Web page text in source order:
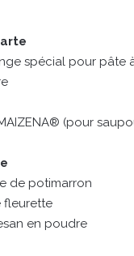
spécial pour pâte
(pour
de potimarron
fleurette
en poudre